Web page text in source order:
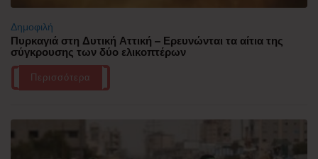
Δημοφιλή
Πυρκαγιά στη Δυτική Αττική – Ερευνώνται τα αίτια της
σύγκρουσης των δύο ελικοπτέρων
Περισσότερα